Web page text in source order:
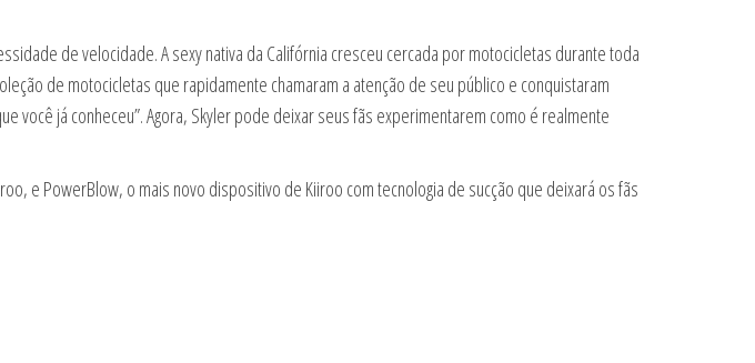
de velocidade. A sexy nativa da Califórnia cresceu cercada por motocicletas durante toda
de motocicletas que rapidamente chamaram a atenção de seu público e conquistaram
você já conheceu”. Agora, Skyler pode deixar seus fãs experimentarem como é realmente
e PowerBlow, o mais novo dispositivo de Kiiroo com tecnologia de sucção que deixará os fãs